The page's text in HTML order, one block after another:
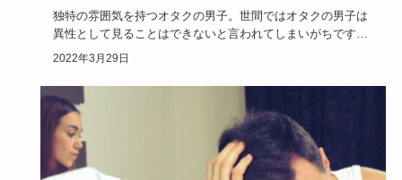
独特の雰囲気を持つオタクの男子。世間ではオタクの男子は
異性として見ることはできないと言われてしまいがちです
が、イケメンイケ…
2022年3月29日